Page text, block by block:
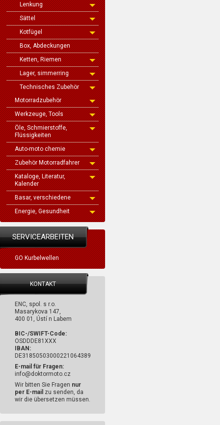
Lenkung
Sättel
Kotfügel
Box, Abdeckungen
Ketten, Riemen
Lager, simmerring
Technisches Zubehör
Motorradzubehör
Werkzeuge, Tools
Öle, Schmierstoffe,
Flüssigkeiten
Auto-moto chemie
Zubehör Motorradfahrer
Kataloge, Literatur,
Kalender
Basar, verschiedene
Energie, Gesundheit
SERVICEARBEITEN
GO Kurbelwellen
KONTAKT
ENC, spol. s r.o.
Masarykova 147,
400 01, Ústí n Labem
BIC-/SWIFT-Code:
OSDDDE81XXX
IBAN:
DE31850503000221064389
E-mail für Fragen:
info@doktormoto.cz
Wir bitten Sie Fragen nur
per E-mail zu senden, da
wir die übersetzen müssen.